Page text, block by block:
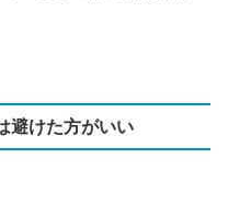
避けた方がいい